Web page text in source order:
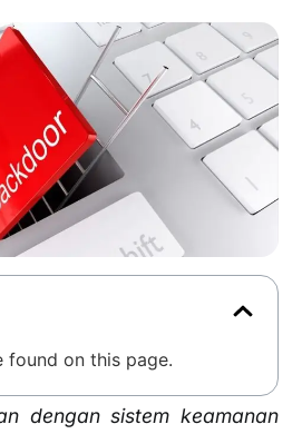
found on this page.
dengan sistem keamanan